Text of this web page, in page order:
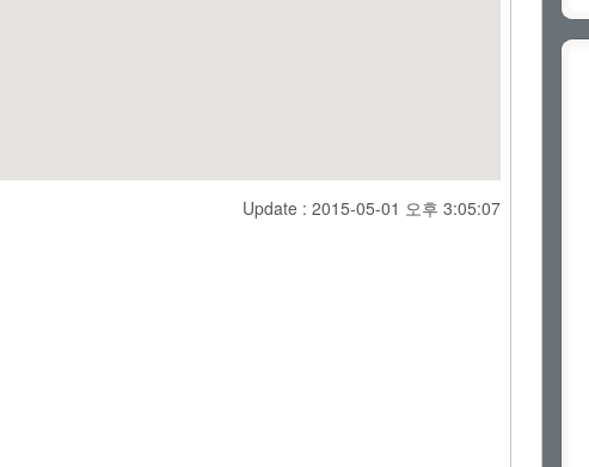
Update : 2015-05-01 오후 3:05:07